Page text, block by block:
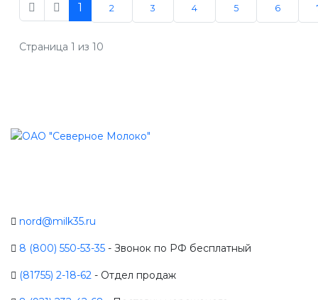
1 2 3 4 5 6
Страница 1 из 10
nord@milk35.ru
8 (800) 550-53-35 - Звонок по РФ бесплатный
(81755) 2-18-62 - Отдел продаж